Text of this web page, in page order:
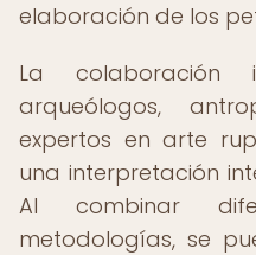
elaboración de los
La colaboración
arqueólogos,
expertos en arte
una interpretación
Al combinar
metodologías, se